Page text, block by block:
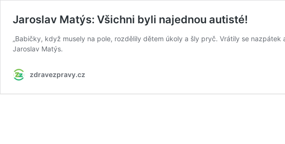
Jaroslav Matýs: Všichni byli najednou autisté!
„Babičky, když musely na pole, rozdělily dětem úkoly a šly pryč. Vrátily se
Jaroslav Matýs.
zdravezpravy.cz